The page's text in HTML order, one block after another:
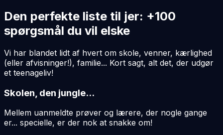
Den perfekte liste til jer: +100
spørgsmål du vil elske
Vi har blandet lidt af hvert om skole, venner, kærlighed
(eller afvisninger!), familie... Kort sagt, alt det, der udgør
et teenageliv!
Skolen, den jungle...
Mellem uanmeldte prøver og lærere, der nogle gange
er... specielle, er der nok at snakke om!